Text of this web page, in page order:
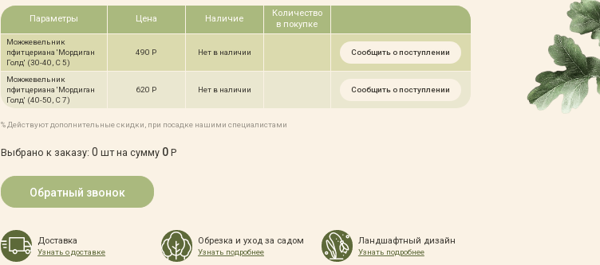
Параметры Цена Наличие
Количество
в покупке
Можжевельник
пфитцериана 'Мордиган
Голд' (30-40, С 5)
490 Р Нет в наличии Сообщить о поступлении
Можжевельник
пфитцериана 'Мордиган
Голд' (40-50, С 7)
620 Р Нет в наличии Сообщить о поступлении
% Действуют дополнительные скидки, при посадке нашими специалистами
Выбрано к заказу: 0 шт на сумму 0Р
Обратный звонок
Доставка
Узнать о доставке
Обрезка и уход за садом
Узнать подробнее
Ландшафтный дизайн
Узнать подробнее